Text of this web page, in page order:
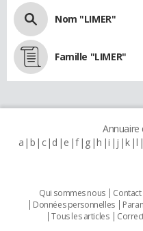
Nom "LIMER"
Famille "LIMER"
Annuaire
a b c d e f g h i j k l
Qui sommes nous Contact
Données personnelles
Tous les articles